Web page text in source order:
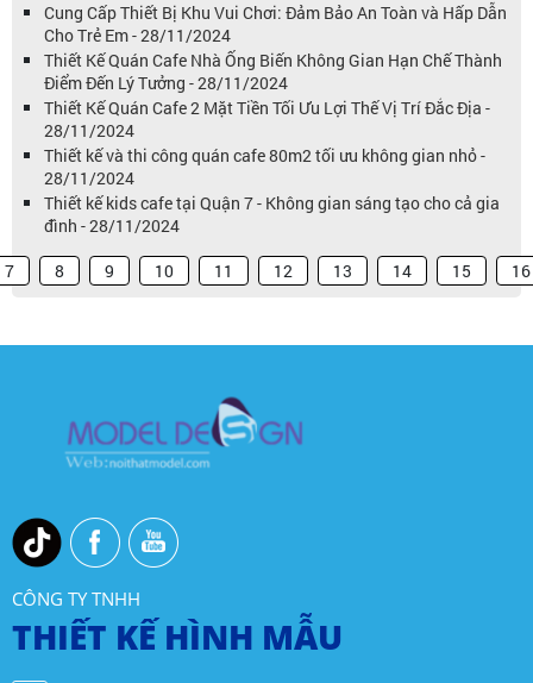
Cung Cấp Thiết Bị Khu Vui Chơi: Đảm Bảo An Toàn và Hấp Dẫn
Cho Trẻ Em - 28/11/2024
Thiết Kế Quán Cafe Nhà Ống Biến Không Gian Hạn Chế Thành
Điểm Đến Lý Tưởng - 28/11/2024
Thiết Kế Quán Cafe 2 Mặt Tiền Tối Ưu Lợi Thế Vị Trí Đắc Địa -
28/11/2024
Thiết kế và thi công quán cafe 80m2 tối ưu không gian nhỏ -
28/11/2024
Thiết kế kids cafe tại Quận 7 - Không gian sáng tạo cho cả gia
đình - 28/11/2024
7 8 9 10 11 12 13 14 15 16
CÔNG TY TNHH
THIẾT KẾ HÌNH MẪU